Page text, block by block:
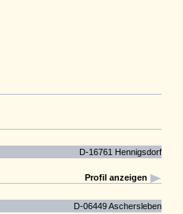
D-16761 Hennigsdorf
Profil anzeigen
D-06449 Aschersleben